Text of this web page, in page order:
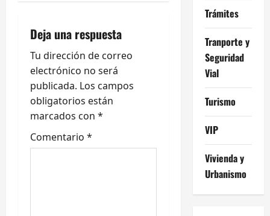
i
ó
n
d
e
Deja una respuesta
Tu dirección de correo
electrónico no será
publicada. Los campos
obligatorios están
marcados con *
Comentario *
Trámites
Tranporte y
Seguridad
Vial
Turismo
VIP
Vivienda y
Urbanismo